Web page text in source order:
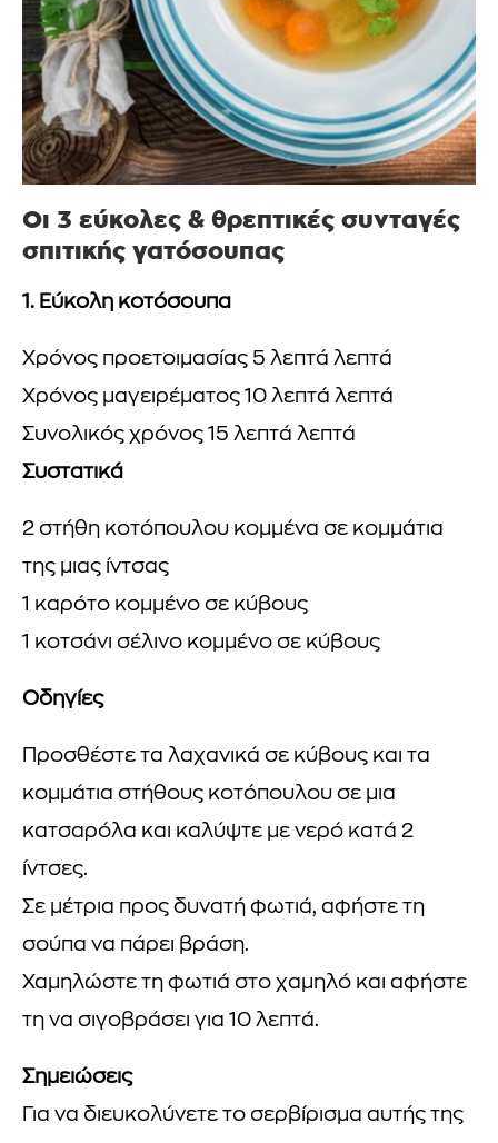
Οι 3 εύκολες & θρεπτικές συνταγές
σπιτικής γατόσουπας
1. Εύκολη κοτόσουπα
Χρόνος προετοιμασίας 5 λεπτά λεπτά
Χρόνος μαγειρέματος 10 λεπτά λεπτά
Συνολικός χρόνος 15 λεπτά λεπτά
Συστατικά
2 στήθη κοτόπουλου κομμένα σε κομμάτια
της μιας ίντσας
1 καρότο κομμένο σε κύβους
1 κοτσάνι σέλινο κομμένο σε κύβους
Οδηγίες
Προσθέστε τα λαχανικά σε κύβους και τα
κομμάτια στήθους κοτόπουλου σε μια
κατσαρόλα και καλύψτε με νερό κατά 2
ίντσες.
Σε μέτρια προς δυνατή φωτιά, αφήστε τη
σούπα να πάρει βράση.
Χαμηλώστε τη φωτιά στο χαμηλό και αφήστε
τη να σιγοβράσει για 10 λεπτά.
Σημειώσεις
Για να διευκολύνετε το σερβίρισμα αυτής της